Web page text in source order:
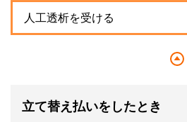
人工透析を受ける
立て替え払いをしたとき